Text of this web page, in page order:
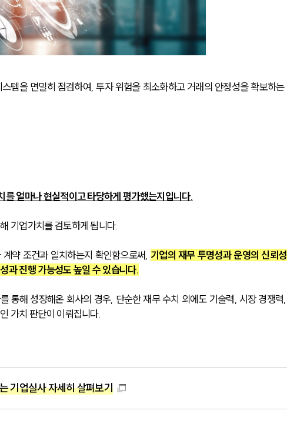
템을 면밀히 점검하여, 투자 위험을 최소화하고 거래의 안정성을 확보하
를 얼마나 현실적이고 타당하게 평가했는지입니다.
기업가치를 검토하게 됩니다.
약 조건과 일치하는지 확인함으로써, 기업의 재무 투명성과 운영의 신뢰
과 진행 가능성도 높일 수 있습니다.
통해 성장해온 회사의 경우, 단순한 재무 수치 외에도 기술력, 시장 경쟁력
가치 판단이 이뤄집니다.
기업실사 자세히 살펴보기